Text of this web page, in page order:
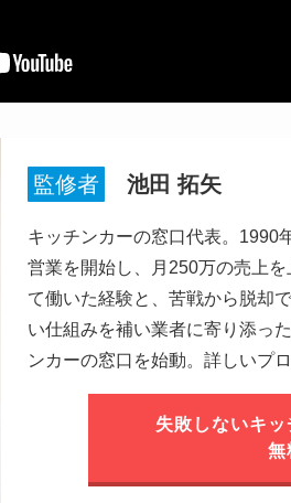
監修者 池田拓矢
キッチンカーの窓口代表。1990
営業を開始し、月250万の売上
て働いた経験と、苦戦から脱却
い仕組みを補い業者に寄り添っ
ンカーの窓口を始動。詳しいプ
失敗しないキ
無